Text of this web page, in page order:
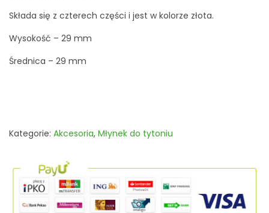
k
d
u
o
l
d
Składa się z czterech części i jest w kolorze złota.
Wysokość – 29 mm
Średnica – 29 mm
Kategorie: Akcesoria, Młynek do tytoniu